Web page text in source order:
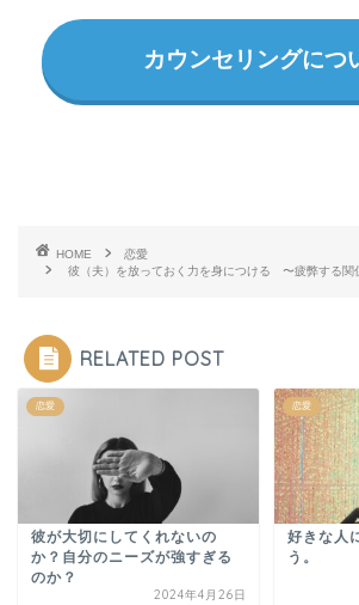
カウンセリングにつ
HOME
恋愛
彼（夫）を放っておく力を身につける 〜疲弊する関
RELATED POST
恋愛
彼が大切にしてくれないの
か？自分のニーズが強すぎる
のか？
2024年4月26日
恋愛
好きな人
う。